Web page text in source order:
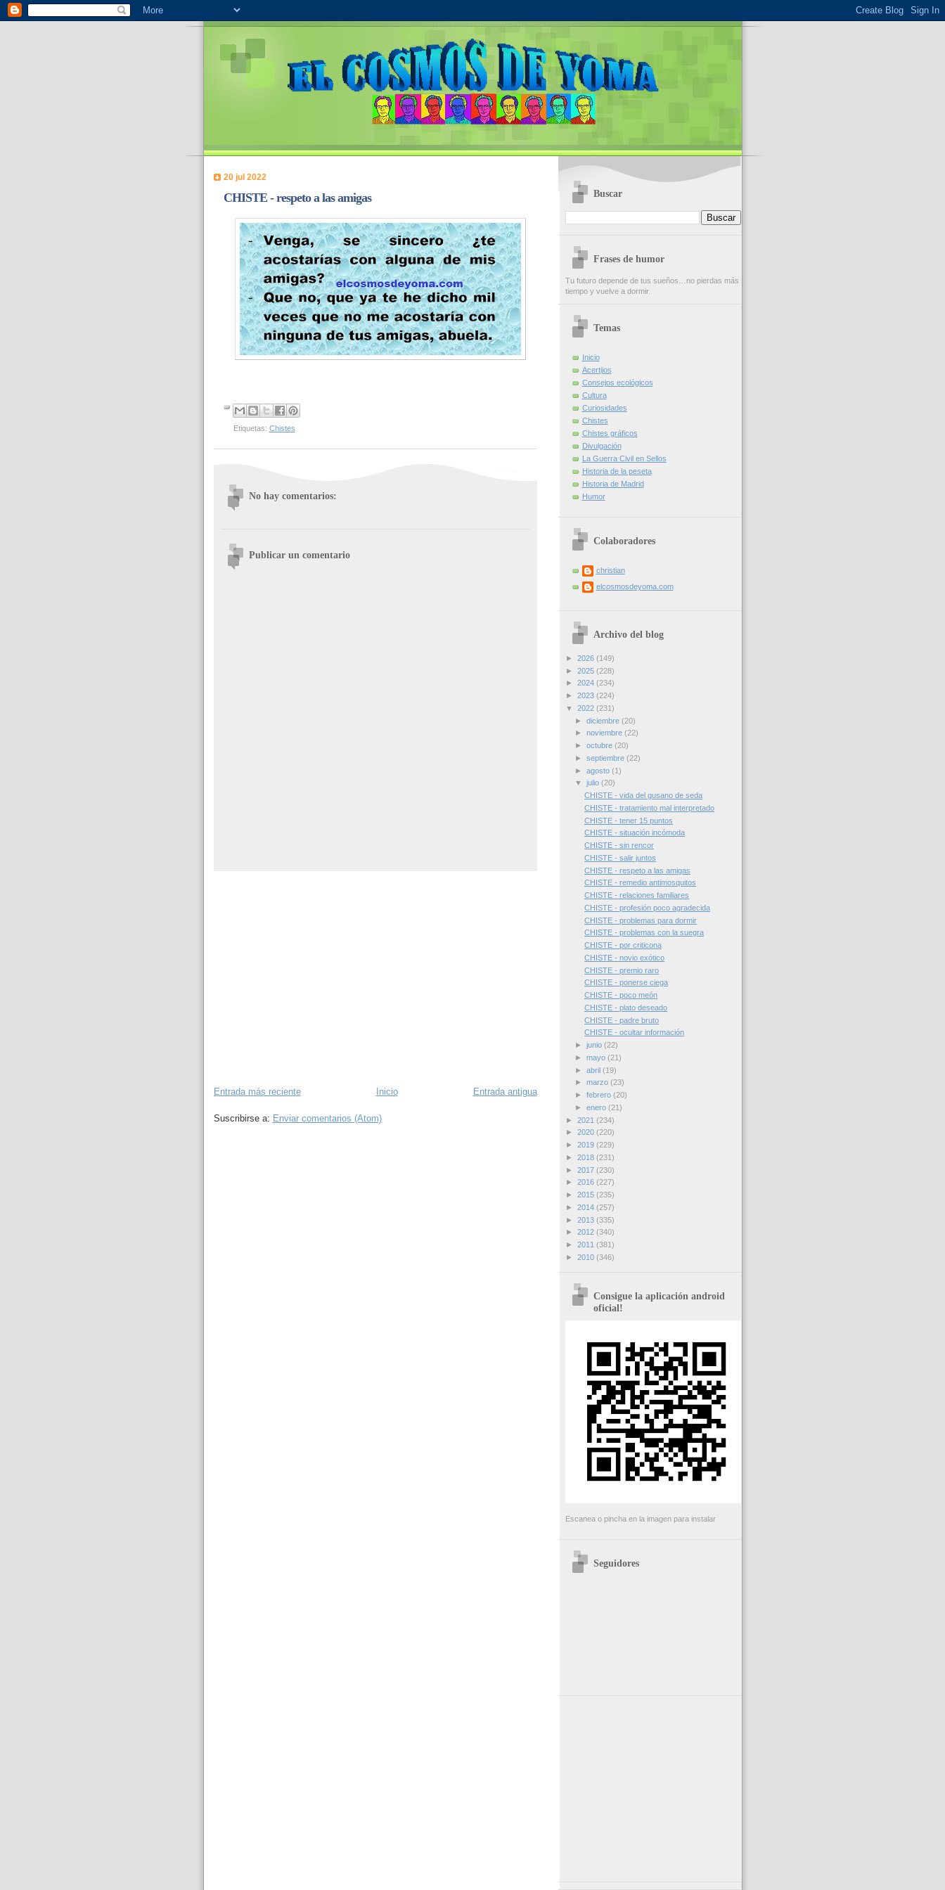
20 jul 2022
CHISTE - respeto a las amigas
Etiquetas: Chistes
No hay comentarios:
Publicar un comentario
Entrada más reciente Entrada antigua
Inicio
Suscribirse a: Enviar comentarios (Atom)
Buscar
Frases de humor
Tu futuro depende de tus sueños…no pierdas más
tiempo y vuelve a dormir.
Temas
Inicio
Acertijos
Consejos ecológicos
Cultura
Curiosidades
Chistes
Chistes gráficos
Divulgación
La Guerra Civil en Sellos
Historia de la peseta
Historia de Madrid
Humor
Colaboradores
christian
elcosmosdeyoma.com
Archivo del blog
► 2026 (149)
► 2025 (228)
► 2024 (234)
► 2023 (224)
▼ 2022 (231)
► diciembre (20)
► noviembre (22)
► octubre (20)
► septiembre (22)
► agosto (1)
▼ julio (20)
CHISTE - vida del gusano de seda
CHISTE - tratamiento mal interpretado
CHISTE - tener 15 puntos
CHISTE - situación incómoda
CHISTE - sin rencor
CHISTE - salir juntos
CHISTE - respeto a las amigas
CHISTE - remedio antimosquitos
CHISTE - relaciones familiares
CHISTE - profesión poco agradecida
CHISTE - problemas para dormir
CHISTE - problemas con la suegra
CHISTE - por criticona
CHISTE - novio exótico
CHISTE - premio raro
CHISTE - ponerse ciega
CHISTE - poco meón
CHISTE - plato deseado
CHISTE - padre bruto
CHISTE - ocultar información
► junio (22)
► mayo (21)
► abril (19)
► marzo (23)
► febrero (20)
► enero (21)
► 2021 (234)
► 2020 (220)
► 2019 (229)
► 2018 (231)
► 2017 (230)
► 2016 (227)
► 2015 (235)
► 2014 (257)
► 2013 (335)
► 2012 (340)
► 2011 (381)
► 2010 (346)
Consigue la aplicación android
oficial!
Escanea o pincha en la imagen para instalar
Seguidores